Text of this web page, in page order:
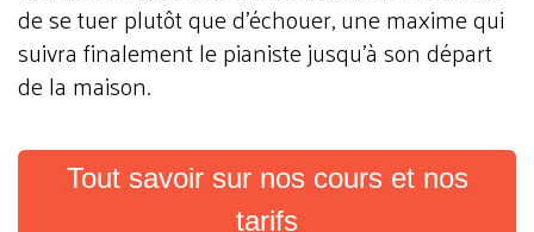
de se tuer plutôt que d'échouer, une maxime qui
suivra finalement le pianiste jusqu'à son départ
de la maison.
Tout savoir sur nos cours et nos
tarifs